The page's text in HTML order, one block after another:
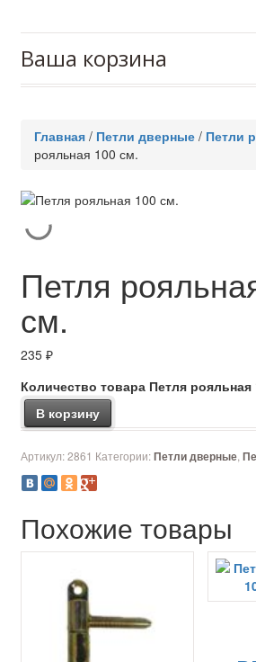
Ваша корзина
Главная / Петли дверные / Петли
рояльная 100 см.
Петля
см.
235 ₽
Количество товара Петля рояльная
В корзину
Артикул:2861 Категории:Петли дверные,
Похожие товары